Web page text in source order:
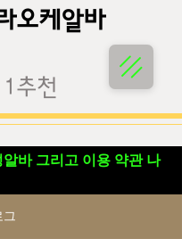
추천
오케알바
오케알바
바 그리고 이용 약관 나